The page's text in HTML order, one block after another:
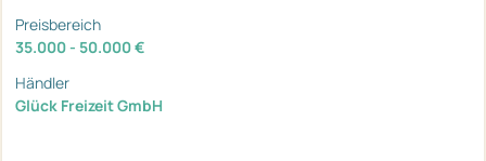
Preisbereich
35.000 - 50.000 €
Händler
Glück Freizeit GmbH